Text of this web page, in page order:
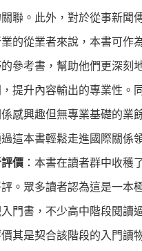
聯。此外，對於從事新聞
的從業者來說，本書可作
參考書，幫助他們更深刻
提升內容輸出的專業性。
係感興趣但無專業基礎的業
這本書輕鬆走進國際關係
價 ：本書在讀者群中收穫
。眾多讀者認為這是一本
入門書，不少高中階段閱讀
其是契合該階段的入門讀